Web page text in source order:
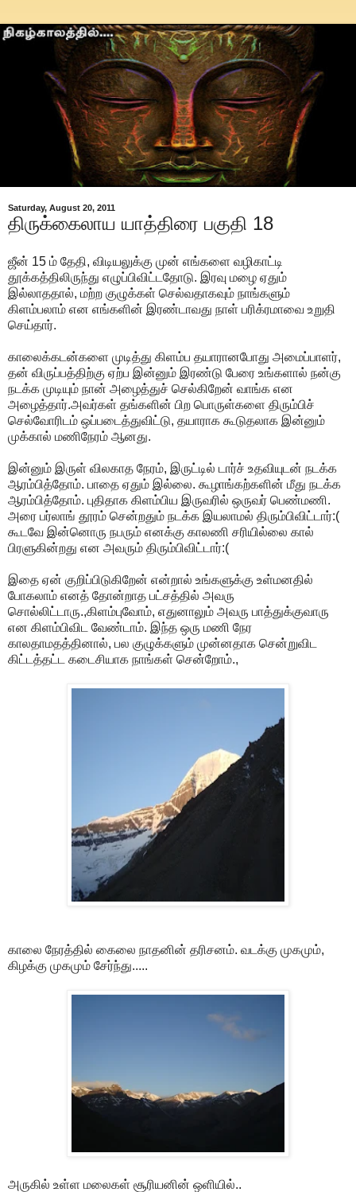
Saturday, August 20, 2011
திருக்கைலாய யாத்திரை பகுதி 18
ஜீன் 15 ம் தேதி, விடியலுக்கு முன் எங்களை வழிகாட்டி
தூக்கத்திலிருந்து எழுப்பிவிட்டதோடு. இரவு மழை ஏதும்
இல்லாததால், மற்ற குழுக்கள் செல்வதாகவும் நாங்களும்
கிளம்பலாம் என எங்களின் இரண்டாவது நாள் பரிக்ரமாவை உறுதி
செய்தார்.
காலைக்கடன்களை முடித்து கிளம்ப தயாரானபோது அமைப்பாளர்,
தன் விருப்பத்திற்கு ஏற்ப இன்னும் இரண்டு பேரை உங்களால் நன்கு
நடக்க முடியும் நான் அழைத்துச் செல்கிறேன் வாங்க என
அழைத்தார்.அவர்கள் தங்களின் பிற பொருள்களை திரும்பிச்
செல்வோரிடம் ஒப்படைத்துவிட்டு, தயாராக கூடுதலாக இன்னும்
முக்கால் மணிநேரம் ஆனது.
இன்னும் இருள் விலகாத நேரம், இருட்டில் டார்ச் உதவியுடன் நடக்க
ஆரம்பித்தோம். பாதை ஏதும் இல்லை. கூழாங்கற்களின் மீது நடக்க
ஆரம்பித்தோம். புதிதாக கிளம்பிய இருவரில் ஒருவர் பெண்மணி.
அரை பர்லாங் தூரம் சென்றதும் நடக்க இயலாமல் திரும்பிவிட்டார்:(
கூடவே இன்னொரு நபரும் எனக்கு காலணி சரியில்லை கால்
பிரளுகின்றது என அவரும் திரும்பிவிட்டார்:(
இதை ஏன் குறிப்பிடுகிறேன் என்றால் உங்களுக்கு உள்மனதில்
போகலாம் எனத் தோன்றாத பட்சத்தில் அவரு
சொல்லிட்டாரு.,கிளம்புவோம், எதுனாலும் அவரு பாத்துக்குவாரு
என கிளம்பிவிட வேண்டாம். இந்த ஒரு மணி நேர
காலதாமதத்தினால், பல குழுக்களும் முன்னதாக சென்றுவிட
கிட்டத்தட்ட கடைசியாக நாங்கள் சென்றோம்.,
காலை நேரத்தில் கைலை நாதனின் தரிசனம். வடக்கு முகமும்,
கிழக்கு முகமும் சேர்ந்து.....
அருகில் உள்ள மலைகள் சூரியனின் ஒளியில்..